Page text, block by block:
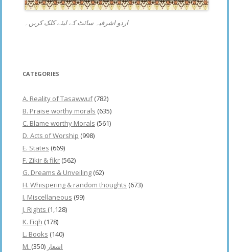
اردو اشرفیہ سائٹ کے لیئے کلک کریں۔
CATEGORIES
A. Reality of Tasawwuf(782)
B. Praise worthy morals (635)
C. Blame worthy Morals (561)
D. Acts of Worship (998)
E. States (669)
F. Zikir & fikr (562)
G. Dreams & Unveiling (62)
H. Whispering & random thoughts (673)
I. Miscellaneous (99)
J. Rights (1,128)
K. Fiqh (178)
L. Books (140)
M. اشعار (350)